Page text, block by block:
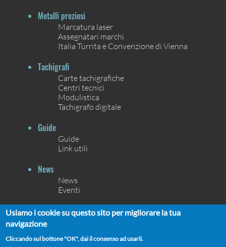
Metalli preziosi
Marcatura laser
Assegnatari marchi
Italia Turrita e Convenzione di Vienna
Tachigrafi
Carte tachigrafiche
Centri tecnici
Modulistica
Tachigrafo digitale
Guide
Guide
Link utili
News
News
Eventi
Contatti
Usiamo i cookie su questo sito per migliorare la tua
navigazione
Cliccando sul bottone "OK", dai il consenso ad usarli.